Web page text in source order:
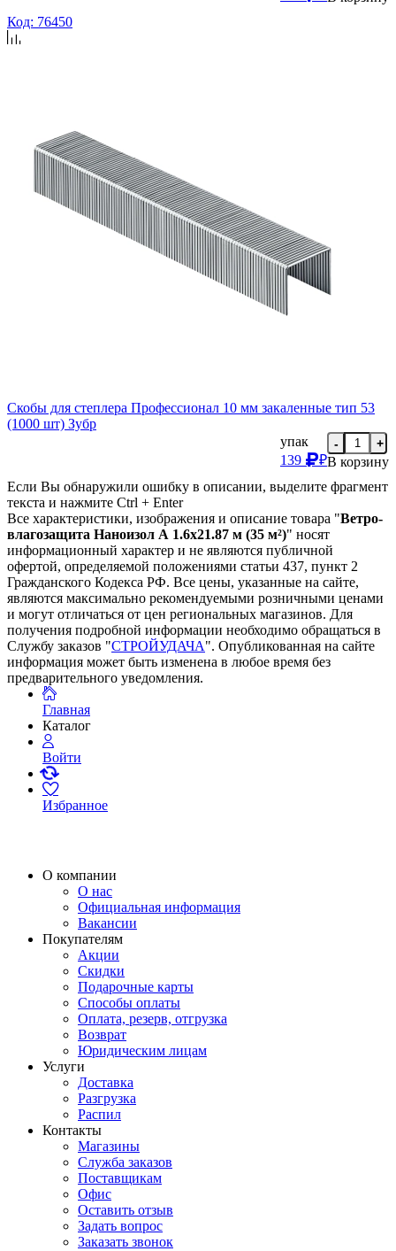
Код: 76450
Скобы для степлера Профессионал 10 мм закаленные тип 53
(1000 шт) Зубр
упак
139
₽
- +
В корзину
Если Вы обнаружили ошибку в описании, выделите фрагмент
текста и нажмите Ctrl + Enter
Все характеристики, изображения и описание товара "Ветро-
влагозащита Наноизол А 1.6х21.87 м (35 м²)" носят
информационный характер и не являются публичной
офертой, определяемой положениями статьи 437, пункт 2
Гражданского Кодекса РФ. Все цены, указанные на сайте,
являются максимально рекомендуемыми розничными ценами
и могут отличаться от цен региональных магазинов. Для
получения подробной информации необходимо обращаться в
Службу заказов "СТРОЙУДАЧА". Опубликованная на сайте
информация может быть изменена в любое время без
предварительного уведомления.
Главная
Каталог
Войти
Избранное
О компании
О нас
Официальная информация
Вакансии
Покупателям
Акции
Скидки
Подарочные карты
Способы оплаты
Оплата, резерв, отгрузка
Возврат
Юридическим лицам
Услуги
Доставка
Разгрузка
Распил
Контакты
Магазины
Служба заказов
Поставщикам
Офис
Оставить отзыв
Задать вопрос
Заказать звонок